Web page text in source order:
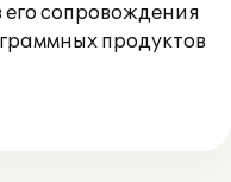
сопровождения
продуктов